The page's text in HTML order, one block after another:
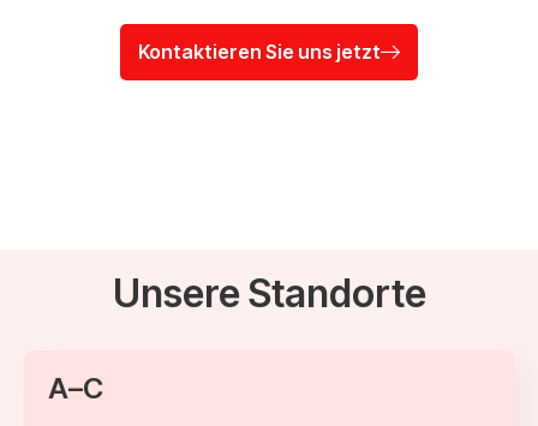
Kontaktieren Sie uns jetzt
Unsere Standorte
A–C